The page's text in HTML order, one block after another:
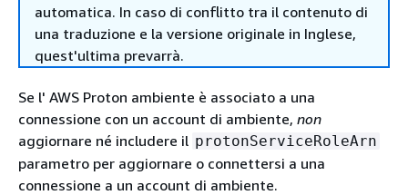
automatica. In caso di conflitto tra il contenuto di
una traduzione e la versione originale in Inglese,
quest'ultima prevarrà.
Se l' AWS Proton ambiente è associato a una
connessione con un account di ambiente, non
aggiornare né includere il protonServiceRoleArn
parametro per aggiornare o connettersi a una
connessione a un account di ambiente.